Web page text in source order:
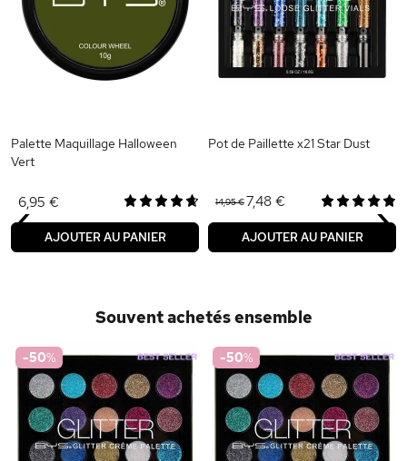
Palette Maquillage Halloween
Vert
6,95 €
AJOUTER AU PANIER
Pot de Paillette x21 Star Dust
14,95 €7,48 €
AJOUTER AU PANIER
‹ ›
Souvent achetés ensemble
-50% -50%